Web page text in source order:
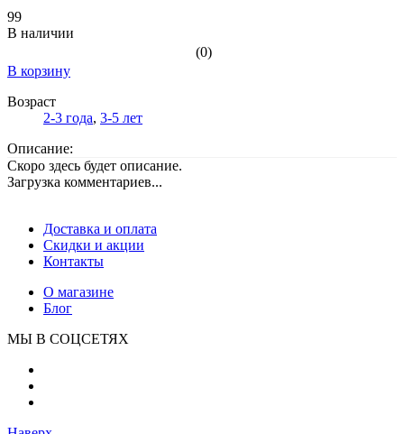
99
В наличии
(0)
В корзину
Возраст
2-3 года, 3-5 лет
Описание:
Скоро здесь будет описание.
Загрузка комментариев...
Доставка и оплата
Скидки и акции
Контакты
О магазине
Блог
МЫ В СОЦСЕТЯХ